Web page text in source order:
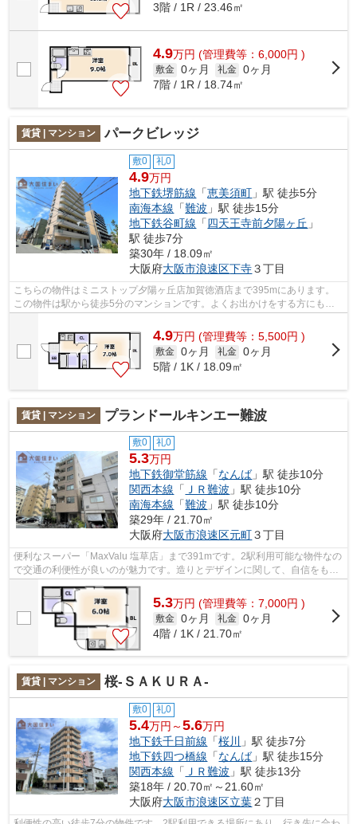
3階 / 1R / 23.46㎡
4.9万円 (管理費等：6,000円 )
敷金 0ヶ月 礼金 0ヶ月
7階 / 1R / 18.74㎡
賃貸 | マンション パークビレッジ
敷0 礼0
4.9万円
地下鉄堺筋線 「恵美須町 」駅 徒歩5分
南海本線 「難波 」駅 徒歩15分
地下鉄谷町線 「四天王寺前夕陽ヶ丘 」
駅 徒歩7分
築30年 / 18.09㎡
大阪府大阪市浪速区下寺３丁目
こちらの物件はミニストップ夕陽ヶ丘店加賀徳酒店まで395mにあります。
この物件は駅から徒歩5分のマンションです。よくお出かけをする方にも便
利な、2駅利用可能なマンションです。共...
4.9万円 (管理費等：5,500円 )
敷金 0ヶ月 礼金 0ヶ月
5階 / 1K / 18.09㎡
賃貸 | マンション プランドールキンエー難波
敷0 礼0
5.3万円
地下鉄御堂筋線 「なんば」駅 徒歩10分
関西本線 「 ＪＲ難波 」駅 徒歩10分
南海本線 「難波 」駅 徒歩10分
築29年 / 21.70㎡
大阪府大阪市浪速区元町３丁目
便利なスーパー「MaxValu 塩草店」まで391mです。2駅利用可能な物件なの
で交通の利便性が良いのが魅力です。造りとデザインに関して、自信をもっ
て情報を提供できるマンションです。共...
5.3万円 (管理費等：7,000円 )
敷金 0ヶ月 礼金 0ヶ月
4階 / 1K / 21.70㎡
賃貸 | マンション 桜-ＳＡＫＵＲＡ-
敷0 礼0
5.4万円～5.6万円
地下鉄千日前線 「桜川
」駅 徒歩7分
地下鉄四つ橋線 「なんば」駅 徒歩15分
関西本線 「 ＪＲ難波 」駅 徒歩13分
築18年 / 20.70㎡～21.60㎡
大阪府大阪市浪速区立葉２丁目